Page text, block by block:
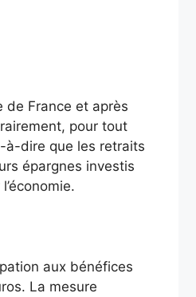
de France et après
pour tout
à-dire que les retraits
épargnes investis
aux bénéfices
La mesure